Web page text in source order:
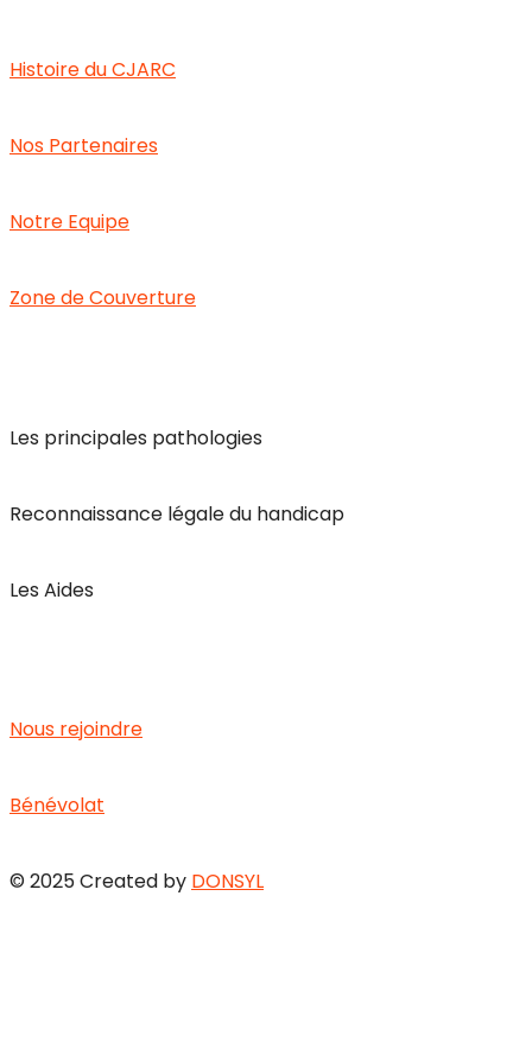
Histoire du CJARC
Nos Partenaires
Notre Equipe
Zone de Couverture
Les principales pathologies
Reconnaissance légale du handicap
Les Aides
Nous rejoindre
Bénévolat
© 2025 Created by DONSYL